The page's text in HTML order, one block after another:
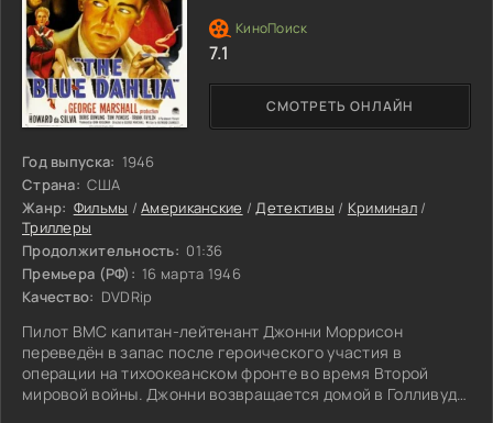
Год выпуска: 1946
Страна: США
Жанр: Фильмы /Американские /Детективы / Криминал /
Триллеры
Продолжительность: 01:36
Премьера (РФ): 16 марта 1946
Качество: DVDRip
Пилот ВМС капитан-лейтенант Джонни Моррисон
переведён в запас после героического участия в
операции на тихоокеанском фронте во время Второй
мировой войны. Джонни возвращается домой в Голливуд
СМОТРЕТЬ ОНЛАЙН
7.1